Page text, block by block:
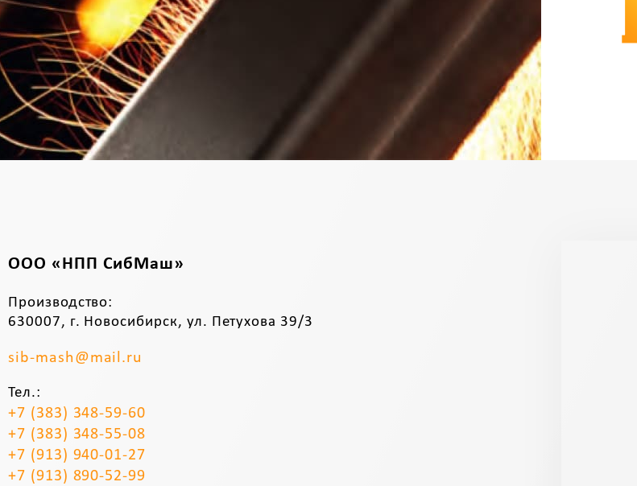
ООО «НПП СибМаш»
Производство:
630007, г. Новосибирск, ул. Петухова 39/3
sib-mash@mail.ru
Тел.:
+7 (383) 348-59-60
+7 (383) 348-55-08
+7 (913) 940-01-27
+7 (913) 890-52-99